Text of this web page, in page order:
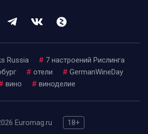
Russia # 7 настроений Рислинга
# отели # GermanWineDay
вино # виноделие
Euromag.ru
18+